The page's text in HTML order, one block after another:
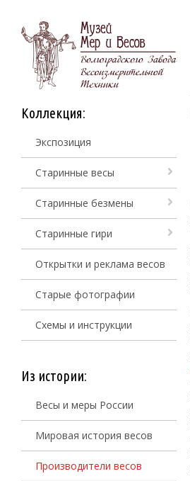
Коллекция:
Экспозиция
Старинные весы
Старинные безмены
Старинные гири
Открытки и реклама весов
Старые фотографии
Схемы и инструкции
Из истории:
Весы и меры России
Мировая история весов
Производители весов